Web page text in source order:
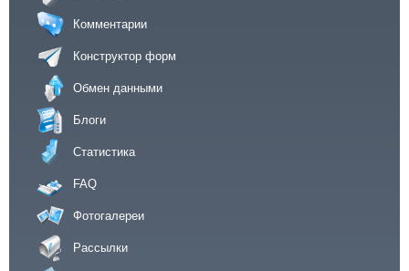
Комментарии
Конструктор форм
Обмен данными
Блоги
Статистика
FAQ
Фотогалереи
Рассылки